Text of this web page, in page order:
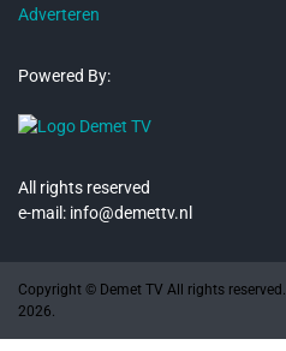
Adverteren
Powered By:
All rights reserved
e-mail: info@demettv.nl
Copyright © Demet TV All rights reserved.
2026.